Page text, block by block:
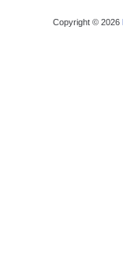
Copyright © 2026